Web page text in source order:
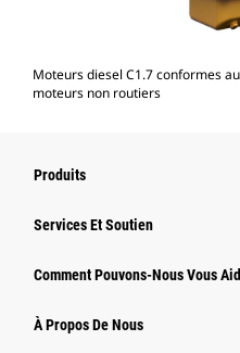
Moteurs diesel C1.7 conformes
moteurs non routiers
Produits
Services Et Soutien
Comment Pouvons-Nous Vous
À Propos De Nous